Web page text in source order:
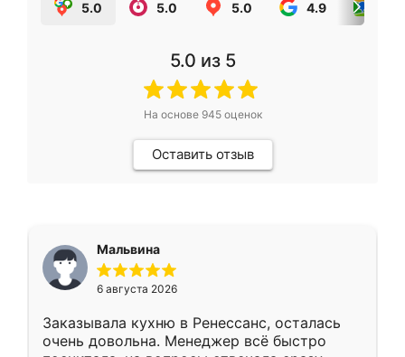
5.0 5.0 5.0 4.9
5.0 из 5
На основе 945оценок
Оставить отзыв
Мальвина
6 августа 2026
Заказывала кухню в Ренессанс, осталась
очень довольна. Менеджер всё быстро